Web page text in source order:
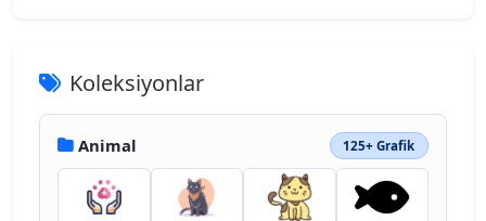
Koleksiyonlar
Animal 125+ Grafik